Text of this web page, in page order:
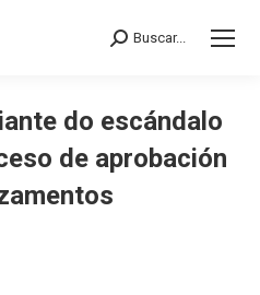
Search:
Buscar...
do escándalo
de aprobación